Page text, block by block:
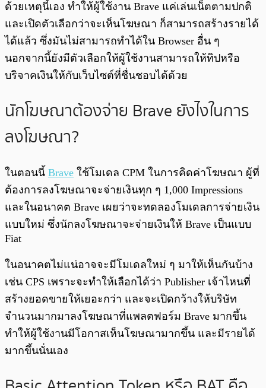
ด้วยเหตุนี้เอง ทำให้ผู้ใช้งาน Brave แค่เล่นเน็ตตามปกติ
และเปิดตัวเลือกว่าจะเห็นโฆษณา ก็สามารถสร้างรายได้
ได้แล้ว ซึ่งมันไม่สามารถทำได้ใน Browser อื่น ๆ
นอกจากนี้ยังมีตัวเลือกให้ผู้ใช้งานสามารถให้ทิปหรือ
บริจาคเงินให้กับเว็บไซต์ที่ชื่นชอบได้ด้วย
นักโฆษณาต้องจ่าย Brave ยังไงในการ
ลงโฆษณา?
ในตอนนี้ Brave ใช้โมเดล CPM ในการคิดค่าโฆษณา ผู้ที่
ต้องการลงโฆษณาจะจ่ายเงินทุก ๆ 1,000 Impressions
และในอนาคต Brave เผยว่าจะทดลองโมเดลการจ่ายเงิน
แบบใหม่ ซึ่งนักลงโฆษณาจะจ่ายเงินให้ Brave เป็นแบบ
Fiat
ในอนาคตไม่แน่อาจจะมีโมเดลใหม่ ๆ มาให้เห็นกันบ้าง
เช่น CPS เพราะจะทำให้เลือกได้ว่า Publisher เจ้าไหนที่
สร้างยอดขายให้เยอะกว่า และจะเปิดกว้างให้บริษัท
จำนวนมากมาลงโฆษณาที่แพลตฟอร์ม Brave มากขึ้น
ทำให้ผู้ใช้งานมีโอกาสเห็นโฆษณามากขึ้น และมีรายได้
มากขึ้นนั่นเอง